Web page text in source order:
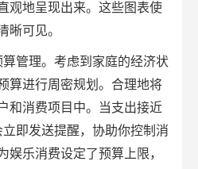
观地呈现出来。这些图表使
晰可见。
管理。考虑到家庭的经济状
算进行周密规划。合理地将
和消费项目中。当支出接近
即发送提醒，协助你控制消
娱乐消费设定了预算上限，